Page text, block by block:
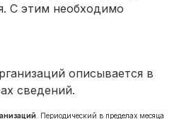
С этим необходимо
описывается в
сведений.
. Периодический в пределах месяца